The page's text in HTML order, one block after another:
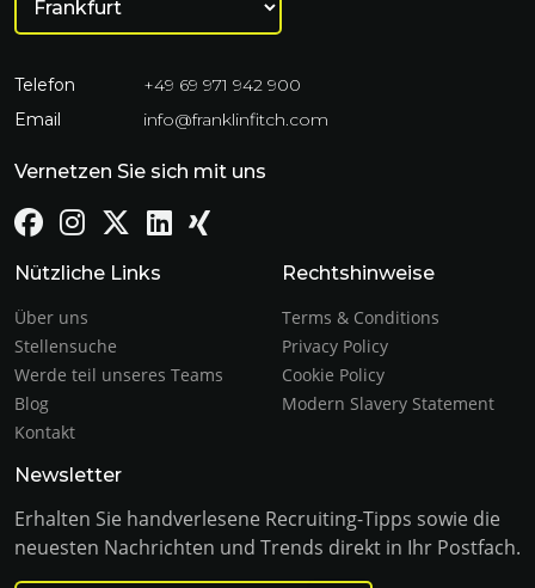
Telefon
+49 69 971 942 900
Email
info@franklinfitch.com
Vernetzen Sie sich mit uns
Nützliche Links
Über uns
Stellensuche
Werde teil unseres Teams
Blog
Kontakt
Rechtshinweise
Terms & Conditions
Privacy Policy
Cookie Policy
Modern Slavery Statement
Newsletter
Erhalten Sie handverlesene Recruiting-Tipps sowie die
neuesten Nachrichten und Trends direkt in Ihr Postfach.